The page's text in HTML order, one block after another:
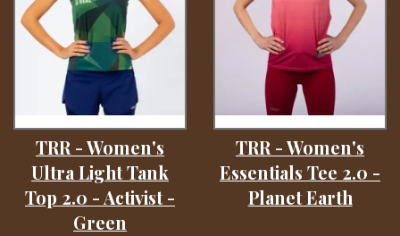
TRR - Women's
Ultra Light Tank
Top 2.0 - Activist -
Green
TRR - Women's
Essentials Tee 2.0 -
Planet Earth